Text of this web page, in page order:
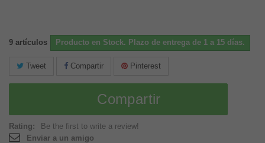
9 artículos Producto en Stock. Plazo de entrega de 1 a 15 días.
Tweet Compartir Pinterest
Compartir
Rating:
Be the first to write a review!
Enviar a un amigo